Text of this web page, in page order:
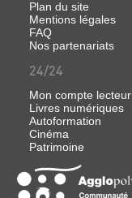
Plan du site
Mentions légales
FAQ
Nos partenariats
24/24
Mon compte lecteur
Livres numériques
Autoformation
Cinéma
Patrimoine